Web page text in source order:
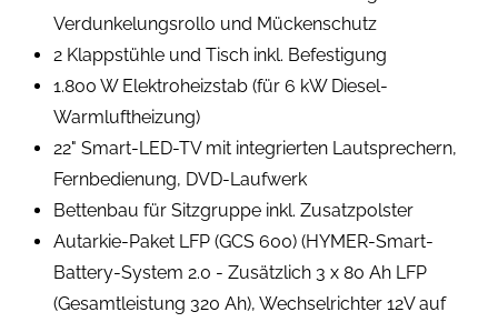
Verdunkelungsrollo und Mückenschutz
2 Klappstühle und Tisch inkl. Befestigung
1.800 W Elektroheizstab (für 6 kW Diesel-
Warmluftheizung)
22" Smart-LED-TV mit integrierten Lautsprechern,
Fernbedienung, DVD-Laufwerk
Bettenbau für Sitzgruppe inkl. Zusatzpolster
Autarkie-Paket LFP (GCS 600) (HYMER-Smart-
Battery-System 2.0 - Zusätzlich 3 x 80 Ah LFP
(Gesamtleistung 320 Ah), Wechselrichter 12V auf